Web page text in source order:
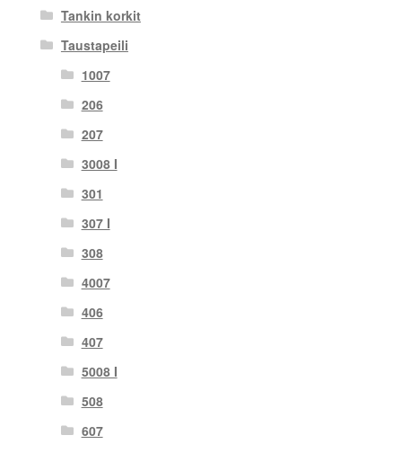
Tankin korkit
Taustapeili
1007
206
207
3008 I
301
307 I
308
4007
406
407
5008 I
508
607